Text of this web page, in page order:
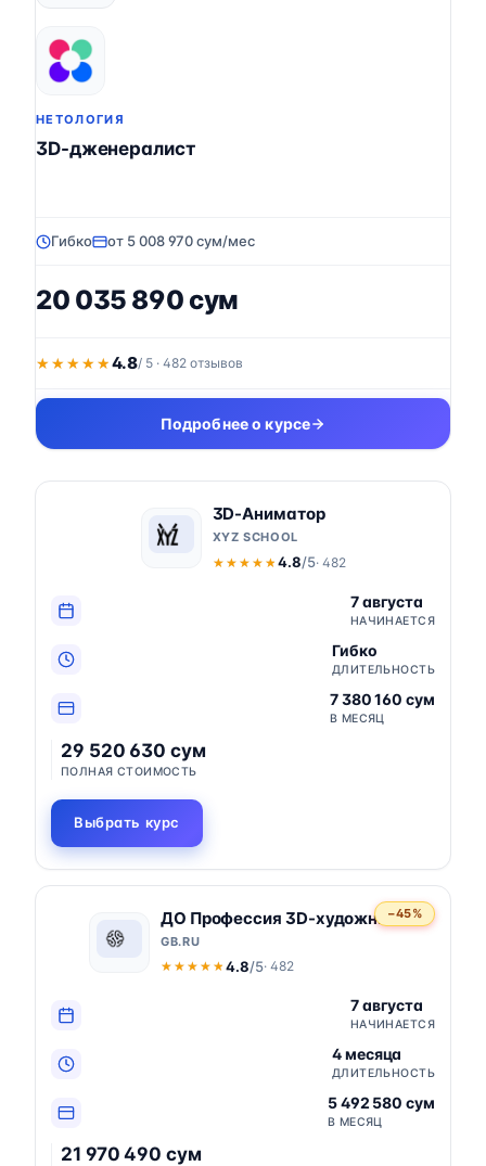
НЕТОЛОГИЯ
3D-дженералист
Гибко от 5 008 970 сум/мес
20 035 890 сум
★★★★★
★★★★★4.8/ 5 · 482 отзывов
Подробнее о курсе
3D-Аниматор
XYZ SCHOOL
★★★★★
★★★★★ 4.8/5· 482
7 августа
НАЧИНАЕТСЯ
Гибко
ДЛИТЕЛЬНОСТЬ
7 380 160 сум
В МЕСЯЦ
29 520 630 сум
ПОЛНАЯ СТОИМОСТЬ
Выбрать курс
−45%
ДО Профессия 3D-художник
GB.RU
★★★★★
★★★★★ 4.8/5· 482
7 августа
НАЧИНАЕТСЯ
4 месяца
ДЛИТЕЛЬНОСТЬ
5 492 580 сум
В МЕСЯЦ
21 970 490 сум